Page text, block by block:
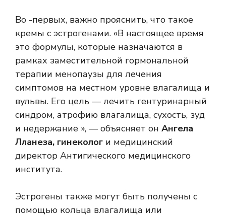
Во -первых, важно прояснить, что такое
кремы с эстрогенами. «В настоящее время
это формулы, которые назначаются в
рамках заместительной гормональной
терапии менопаузы для лечения
симптомов на местном уровне влагалища и
вульвы. Его цель — лечить гентуринарный
синдром, атрофию влагалища, сухость, зуд
и недержание », — объясняет он Ангела
Лланеза, гинеколог и медицинский
директор Антигического медицинского
института.
Эстрогены также могут быть получены с
помощью кольца влагалища или